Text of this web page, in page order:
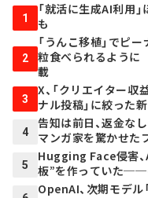
1
「就活に生成AI利用
も
2
「うんこ移植」でピ
粒食べられるよう
載
3
X、「クリエイター
ナル投稿」に絞った
4
告知は前日、返金な
マンガ家を驚かせた
5
Hugging Face侵害
板”を作っていた
OpenAI、次期モデ